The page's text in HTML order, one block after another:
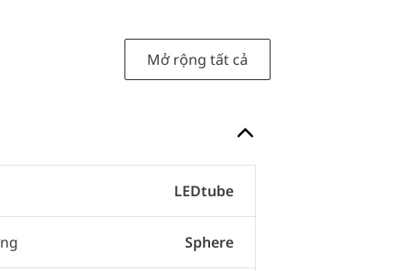
Mở rộng tất cả
LEDtube
Sphere